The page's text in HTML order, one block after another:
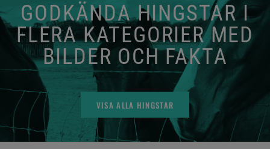
GODKÄNDA HINGSTAR I
FLERA KATEGORIER MED
BILDER OCH FAKTA
VISA ALLA HINGSTAR